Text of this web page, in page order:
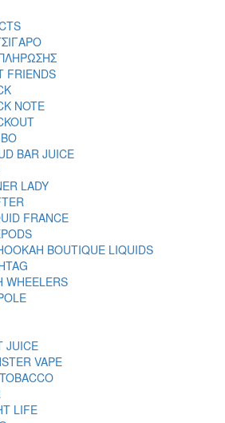
FRIENDS
NOTE
BAR JUICE
LADY
FRANCE
BOUTIQUE LIQUIDS
WHEELERS
JUICE
VAPE
LIFE